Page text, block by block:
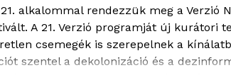
alkalommal rendezzük meg a
A 21. Verzió programját új kurátori
csemegék is szerepelnek a
szentel a dekolonizáció és a